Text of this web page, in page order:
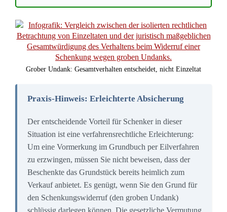
Das Oberlandesgericht Frankfurt am Main (Az. 25 U 183/24)
vorangegangenes Urteil des Landgerichts Fulda (Az. 8 O
154/24) zugunsten einer Schenkerin ab. Die Frau forderte im
Eilverfahren die Sicherung der Rückübertragung von
Grundstücken in einer Stadt, die eine Größe von 2.597
Quadratmetern umfassten. Das Gericht ordnete die
stützte sich auf das Verhalten des Beschenkten nach der
und Nutzungsrecht vorbehalten hatte.
Strafanzeige wegen Rasenmäher als grober
Undank?
Grober Undank setzt eine schwere Verfehlung des
Beschenkten gegenüber dem Schenker voraus. Die
Verfehlung muss objektiv eine gewisse Schwere erreichen